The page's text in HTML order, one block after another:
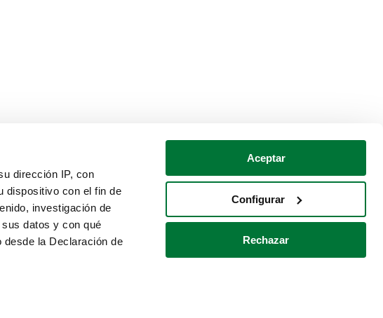
dirección IP, con
dispositivo con el fin de
investigación de
datos y con qué
la Declaración de
Aceptar
Configurar
Rechazar